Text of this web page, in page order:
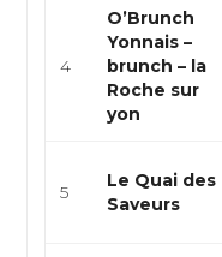
4
O’Brunch
Yonnais –
brunch – la
Roche sur
yon
5
Le Quai des
Saveurs